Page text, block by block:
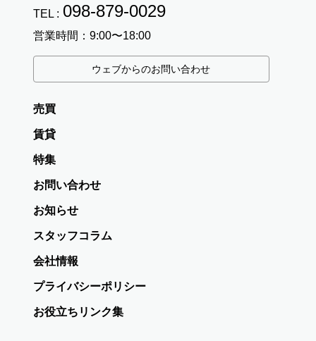
TEL : 098-879-0029
営業時間：9:00〜18:00
ウェブからのお問い合わせ
売買
賃貸
特集
お問い合わせ
お知らせ
スタッフコラム
会社情報
プライバシーポリシー
お役立ちリンク集